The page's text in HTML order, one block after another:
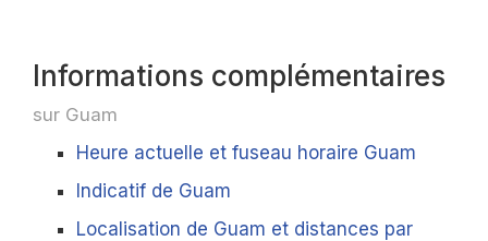
Informations complémentaires
sur Guam
Heure actuelle et fuseau horaire Guam
Indicatif de Guam
Localisation de Guam et distances par